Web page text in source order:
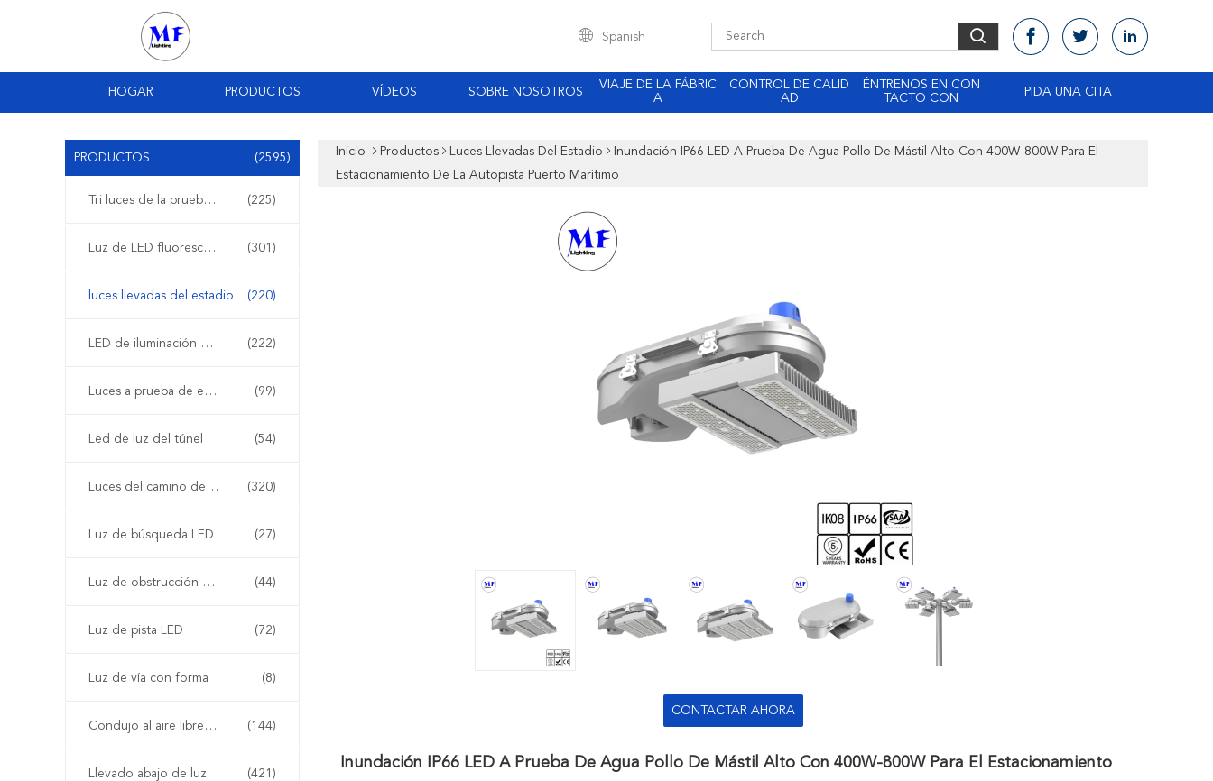
Spanish
HOGAR PRODUCTOS VÍDEOS SOBRE NOSOTROS
VIAJE DE LA FÁBRIC
A
CONTROL DE CALID
AD
ÉNTRENOS EN CON
TACTO CON
PIDA UNA CITA
PRODUCTOS (2595)
Tri luces de la prueba del LED (225)
Luz de LED fluorescente (301)
luces llevadas del estadio (220)
LED de iluminación de la bahía de alta (222)
Luces a prueba de explosiones del LED (99)
Led de luz del túnel (54)
Luces del camino del LED (320)
Luz de búsqueda LED (27)
Luz de obstrucción de la aviación del LED (44)
Luz de pista LED (72)
Luz de vía con forma (8)
Condujo al aire libre paisaje iluminación (144)
Llevado abajo de luz (421)
Inicio Productos Luces Llevadas Del Estadio
Inundación IP66 LED A Prueba De Agua Pollo De Mástil Alto Con 400W-800W Para El
Estacionamiento De La Autopista Puerto Marítimo
CONTACTAR AHORA
Inundación IP66 LED A Prueba De Agua Pollo De Mástil Alto Con 400W-800W Para El Estacionamiento